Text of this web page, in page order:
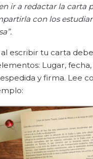
ir a redactar la carta
con los
.
escribir tu carta
Lugar,
y firma. Lee